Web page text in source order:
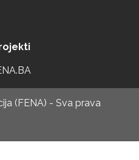
(FENA) - Sva prava